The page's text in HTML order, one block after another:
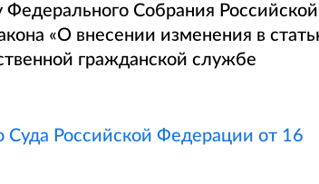
Собрания Российской
«О внесении изменения в
гражданской службе
Суда Российской Федерации от 16